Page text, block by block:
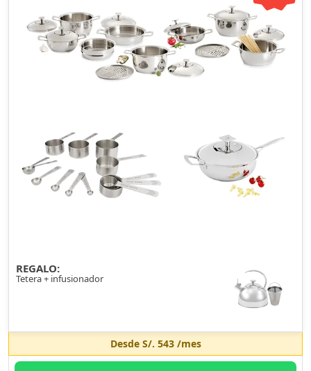
REGALO:
Tetera + infusionador
Desde S/. 543/mes